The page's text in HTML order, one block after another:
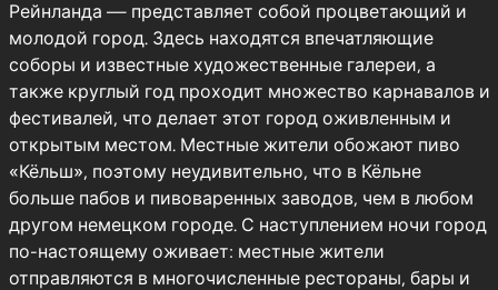
Рейнланда — представляет собой процветающий и
молодой город. Здесь находятся впечатляющие
соборы и известные художественные галереи, а
также круглый год проходит множество карнавалов и
фестивалей, что делает этот город оживленным и
открытым местом. Местные жители обожают пиво
«Кёльш», поэтому неудивительно, что в Кёльне
больше пабов и пивоваренных заводов, чем в любом
другом немецком городе. С наступлением ночи город
по-настоящему оживает: местные жители
отправляются в многочисленные рестораны, бары и